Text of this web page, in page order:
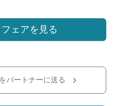
フェアを見る
パートナーに送る